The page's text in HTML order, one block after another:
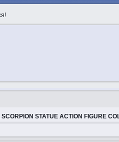
STATUE ACTION FIGURE